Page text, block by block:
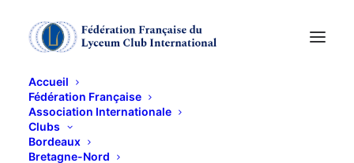
Accueil
Fédération Française
Association Internationale
Clubs
Bordeaux
Bretagne-Nord
: Conférence "La